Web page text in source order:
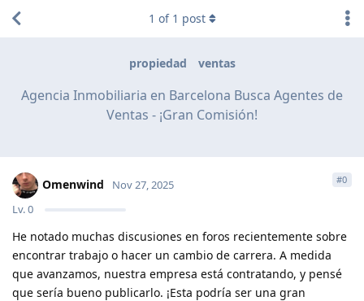
propiedad ventas
Agencia Inmobiliaria en Barcelona Busca Agentes de
Ventas - ¡Gran Comisión!
1 of 1 post
Omenwind
Lv.0
Nov 27, 2025 #0
He notado muchas discusiones en foros recientemente sobre
encontrar trabajo o hacer un cambio de carrera. A medida
que avanzamos, nuestra empresa está contratando, y pensé
que sería bueno publicarlo. ¡Esta podría ser una gran